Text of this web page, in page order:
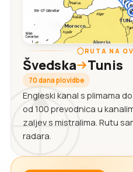
RUTA NA
Švedska Tunis
70 dana plovidbe
Engleski kanal s plimama
od 100 prevodnica u
zaljev s mistralima. Rutu
radara.